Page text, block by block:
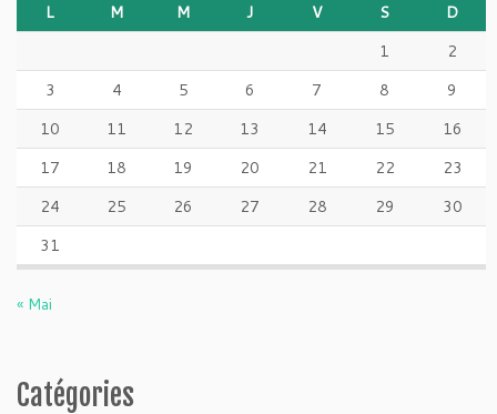
L M M J V S
D
1
2
3
4 5 6 7 8
9
10
11 12 13 14 15
16
17
18 19 20 21 22
23
24
25 26 27 28 29
30
31
« Mai
Catégories